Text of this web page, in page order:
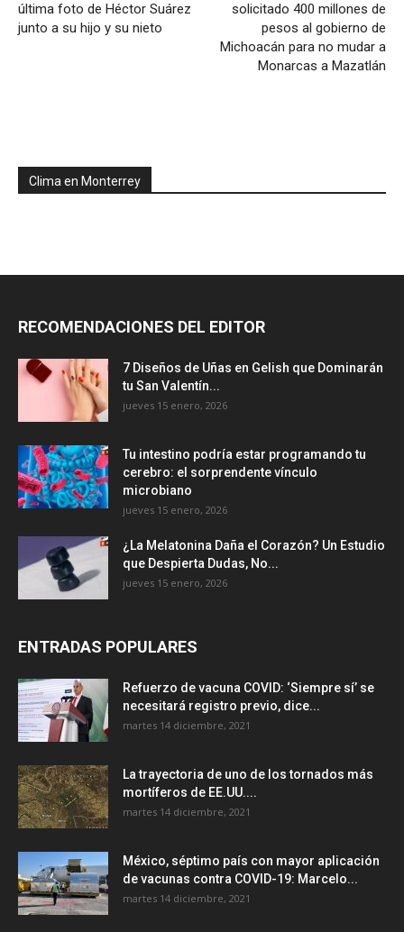
última foto de Héctor Suárez
junto a su hijo y su nieto
solicitado 400 millones de
pesos al gobierno de
Michoacán para no mudar a
Monarcas a Mazatlán
Clima en Monterrey
RECOMENDACIONES DEL EDITOR
7 Diseños de Uñas en Gelish que Dominarán
tu San Valentín...
jueves 15 enero, 2026
Tu intestino podría estar programando tu
cerebro: el sorprendente vínculo
microbiano
jueves 15 enero, 2026
¿La Melatonina Daña el Corazón? Un Estudio
que Despierta Dudas, No...
jueves 15 enero, 2026
ENTRADAS POPULARES
Refuerzo de vacuna COVID: ‘Siempre sí’ se
necesitará registro previo, dice...
martes 14 diciembre, 2021
La trayectoria de uno de los tornados más
mortíferos de EE.UU....
martes 14 diciembre, 2021
México, séptimo país con mayor aplicación
de vacunas contra COVID-19: Marcelo...
martes 14 diciembre, 2021